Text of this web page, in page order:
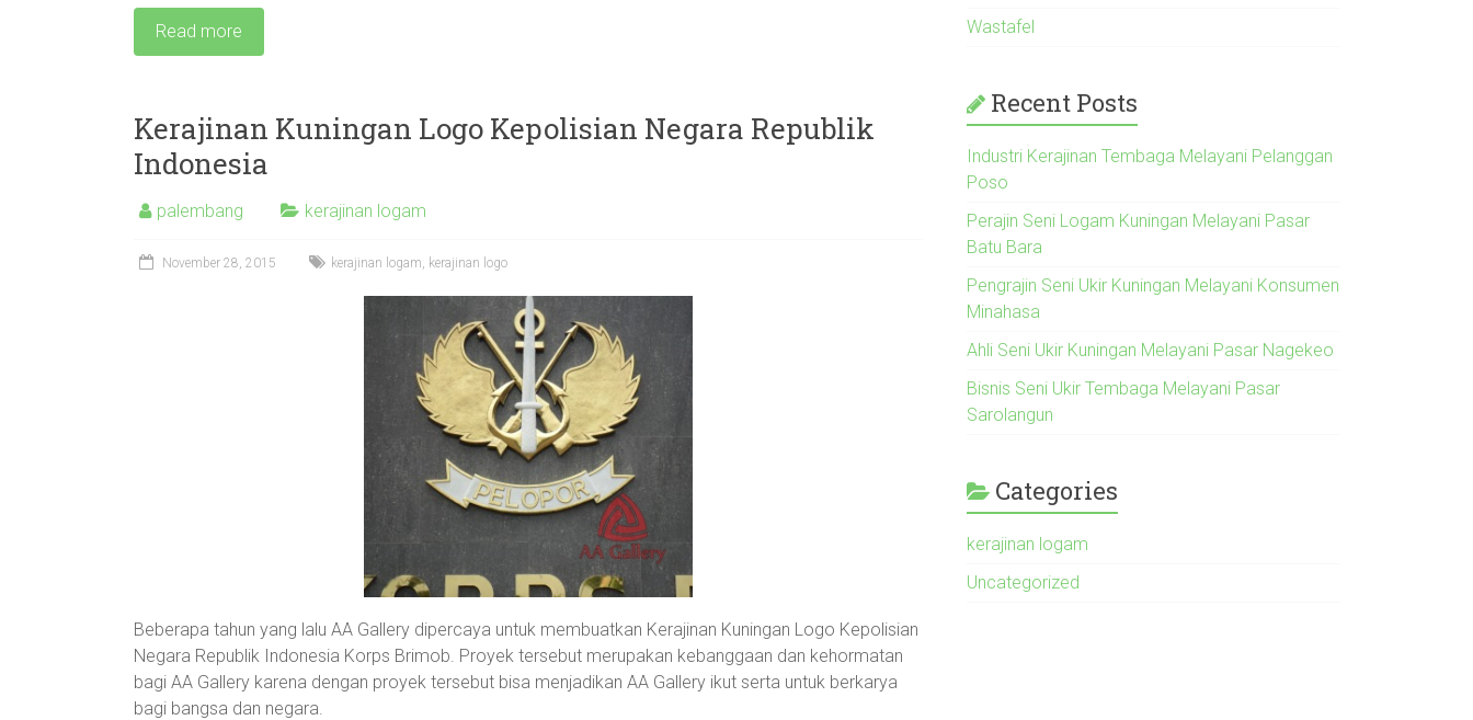
Read more
Kerajinan Kuningan Logo Kepolisian Negara Republik
Indonesia
palembang kerajinan logam
November 28, 2015 kerajinan logam, kerajinan logo
Beberapa tahun yang lalu AA Gallery dipercaya untuk membuatkan Kerajinan Kuningan Logo Kepolisian
Negara Republik Indonesia Korps Brimob. Proyek tersebut merupakan kebanggaan dan kehormatan
bagi AA Gallery karena dengan proyek tersebut bisa menjadikan AA Gallery ikut serta untuk berkarya
bagi bangsa dan negara.
Wastafel
Recent Posts
Industri Kerajinan Tembaga Melayani Pelanggan
Poso
Perajin Seni Logam Kuningan Melayani Pasar
Batu Bara
Pengrajin Seni Ukir Kuningan Melayani Konsumen
Minahasa
Ahli Seni Ukir Kuningan Melayani Pasar Nagekeo
Bisnis Seni Ukir Tembaga Melayani Pasar
Sarolangun
Categories
kerajinan logam
Uncategorized